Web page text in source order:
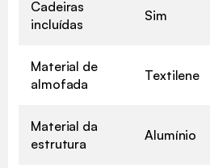
Cadeiras
incluídas
Sim
Material de
almofada
Textilene
Material da
estrutura
Alumínio